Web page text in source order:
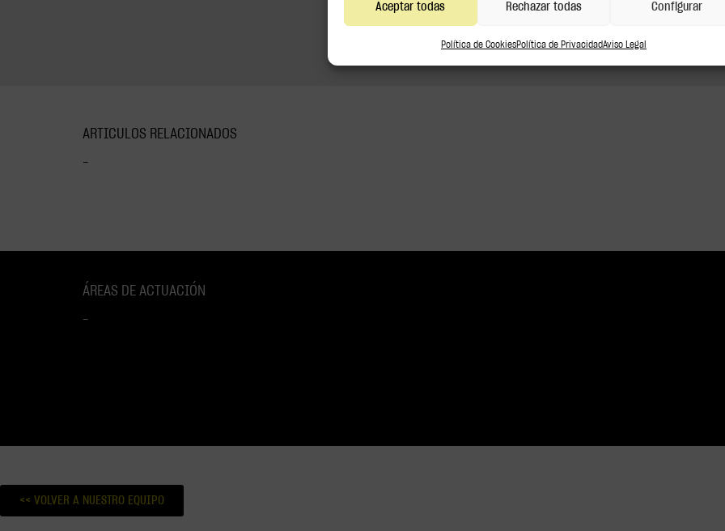
Aceptar todas Rechazar todas Configurar
Política de CookiesPolítica de PrivacidadAviso Legal
ARTICULOS RELACIONADOS
–
ÁREAS DE ACTUACIÓN
–
<< VOLVER A NUESTRO EQUIPO